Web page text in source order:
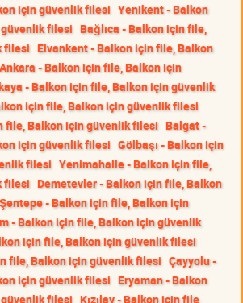
için güvenlik filesi Yenikent - Balkon
filesi Bağlıca - Balkon için file,
filesi Elvankent - Balkon için file, Balkon
Ankara - Balkon için file, Balkon için
- Balkon için file, Balkon için güvenlik
için file, Balkon için güvenlik filesi
file, Balkon için güvenlik filesi Balgat -
için güvenlik filesi Gölbaşı - Balkon için
filesi Yenimahalle - Balkon için file,
filesi Demetevler - Balkon için file, Balkon
Şentepe - Balkon için file, Balkon için
- Balkon için file, Balkon için güvenlik
için file, Balkon için güvenlik filesi
file, Balkon için güvenlik filesi Çayyolu -
için güvenlik filesi Eryaman - Balkon
filesi Kızılay - Balkon için file,